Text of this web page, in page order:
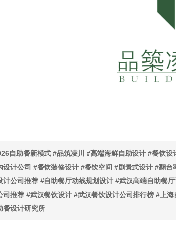
自助餐新模式 #品筑凌川 #高端海鲜自助设计 #餐饮
设计公司 #餐饮装修设计 #餐饮空间 #剧景式设计 #翻
计公司推荐 #自助餐厅动线规划设计 #武汉高端自助餐
司推荐 #武汉餐饮设计 #武汉餐饮设计公司排行榜 #上
餐设计研究所